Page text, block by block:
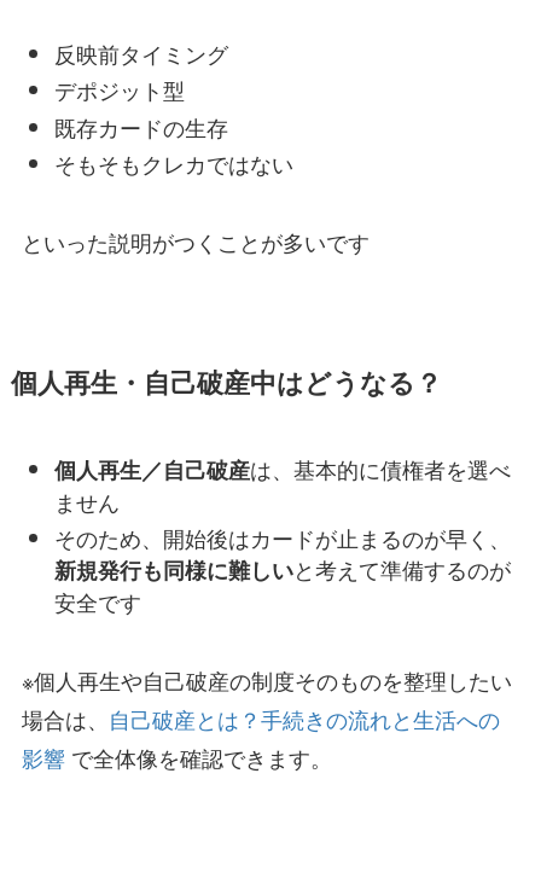
反映前タイミング
デポジット型
既存カードの生存
そもそもクレカではない
といった説明がつくことが多いです
個人再生・自己破産中はどうなる？
個人再生／自己破産は、基本的に債権者を選べ
ません
そのため、開始後はカードが止まるのが早く、
新規発行も同様に難しいと考えて準備するのが
安全です
※個人再生や自己破産の制度そのものを整理したい
場合は、 自己破産とは？手続きの流れと生活への
影響で全体像を確認できます。